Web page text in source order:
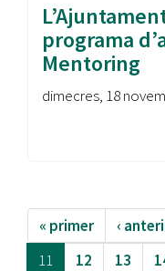
programa
Mentoring
dimecres, 18
« primer ‹
11
12 13